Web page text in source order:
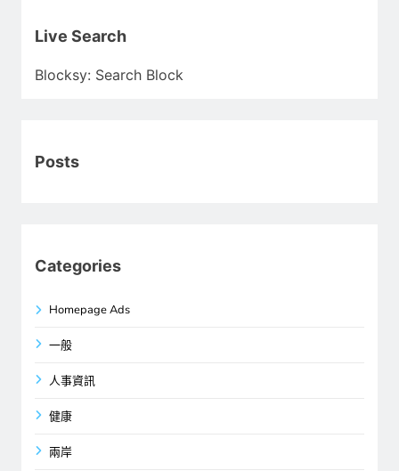
Live Search
Blocksy: Search Block
Posts
Categories
Homepage Ads
一般
人事資訊
健康
兩岸